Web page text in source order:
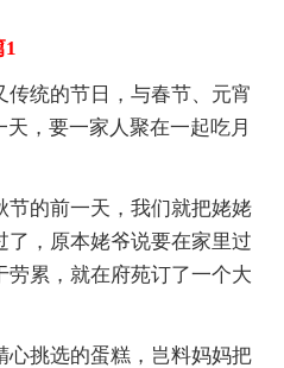
传统的节日，与春节、元宵
，要一家人聚在一起吃月
节的前一天，我们就把姥姥
了，原本姥爷说要在家里过
劳累，就在府苑订了一个大
心挑选的蛋糕，岂料妈妈把